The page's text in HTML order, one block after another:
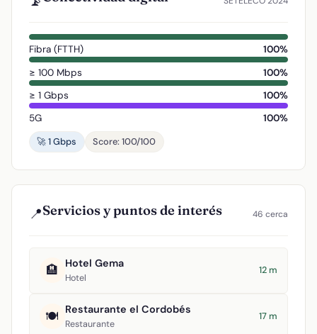
Fibra (FTTH)
100%
≥ 100 Mbps
100%
≥ 1 Gbps
100%
5G
100%
🚀 1 Gbps
Score: 100/100
📍Servicios y puntos de interés 46 cerca
🏨 Hotel Gema
Hotel
12 m
🍽️ Restaurante el Cordobés
Restaurante
17 m